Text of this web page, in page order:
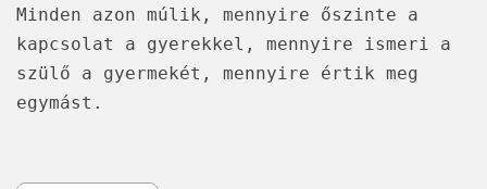
Minden azon múlik, mennyire őszinte a
kapcsolat a gyerekkel, mennyire ismeri a
szülő a gyermekét, mennyire értik meg
egymást.